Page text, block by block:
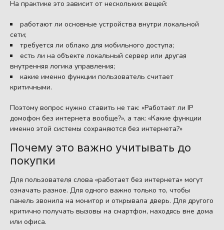
На практике это зависит от нескольких вещей:
работают ли основные устройства внутри локальной
сети;
требуется ли облако для мобильного доступа;
есть ли на объекте локальный сервер или другая
внутренняя логика управления;
какие именно функции пользователь считает
критичными.
Поэтому вопрос нужно ставить не так: «Работает ли IP
домофон без интернета вообще?», а так: «Какие функции
именно этой системы сохраняются без интернета?»
Почему это важно учитывать до
покупки
Для пользователя слова «работает без интернета» могут
означать разное. Для одного важно только то, чтобы
панель звонила на монитор и открывала дверь. Для другого
критично получать вызовы на смартфон, находясь вне дома
или офиса.